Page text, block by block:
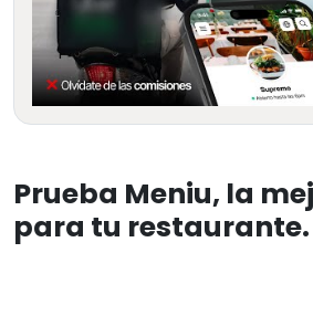
Prueba Meniu, la
para tu restaurante.